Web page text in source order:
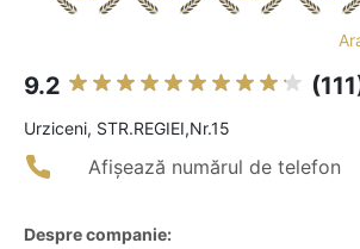
9.2
Urziceni, STR.REGIEI,Nr.15
Afișează numărul de telefon
Despre companie: